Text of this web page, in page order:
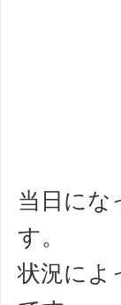
当日にな
す。
状況によ